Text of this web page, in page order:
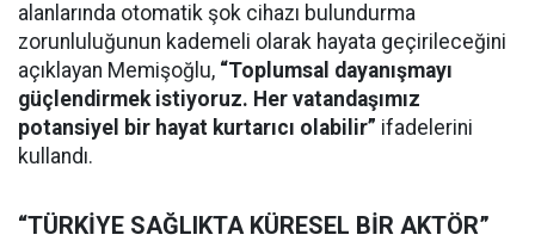
alanlarında otomatik şok cihazı bulundurma
zorunluluğunun kademeli olarak hayata geçirileceğini
açıklayan Memişoğlu, “Toplumsal dayanışmayı
güçlendirmek istiyoruz. Her vatandaşımız
potansiyel bir hayat kurtarıcı olabilir” ifadelerini
kullandı.
“TÜRKİYE SAĞLIKTA KÜRESEL BİR AKTÖR”